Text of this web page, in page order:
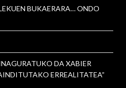
BUKAERARA… ONDO
DA XABIER
ERREALITATEA”